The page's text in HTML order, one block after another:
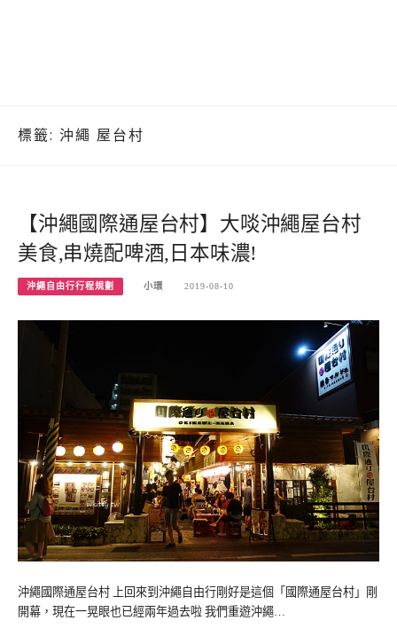
標籤: 沖繩 屋台村
【沖繩國際通屋台村】大啖沖繩屋台村
美食,串燒配啤酒,日本味濃!
沖繩自由行行程規劃 小環 2019-08-10
沖繩國際通屋台村 上回來到沖繩自由行剛好是這個「國際通屋台村」剛
開幕，現在一晃眼也已經兩年過去啦 我們重遊沖繩…